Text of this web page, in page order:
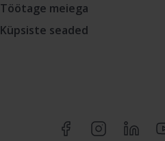
Töötage meiega
Küpsiste seaded